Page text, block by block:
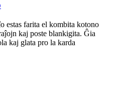
estas farita el kombita kotono
kaj poste blankigita. Ĝia
kaj glata pro la karda